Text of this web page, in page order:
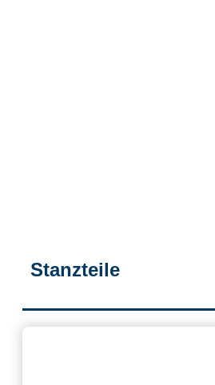
Stanzteile